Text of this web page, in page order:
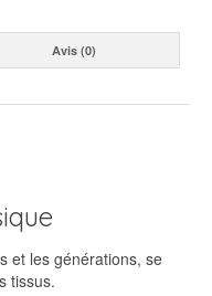
Avis (0)
et les générations, se
tissus.